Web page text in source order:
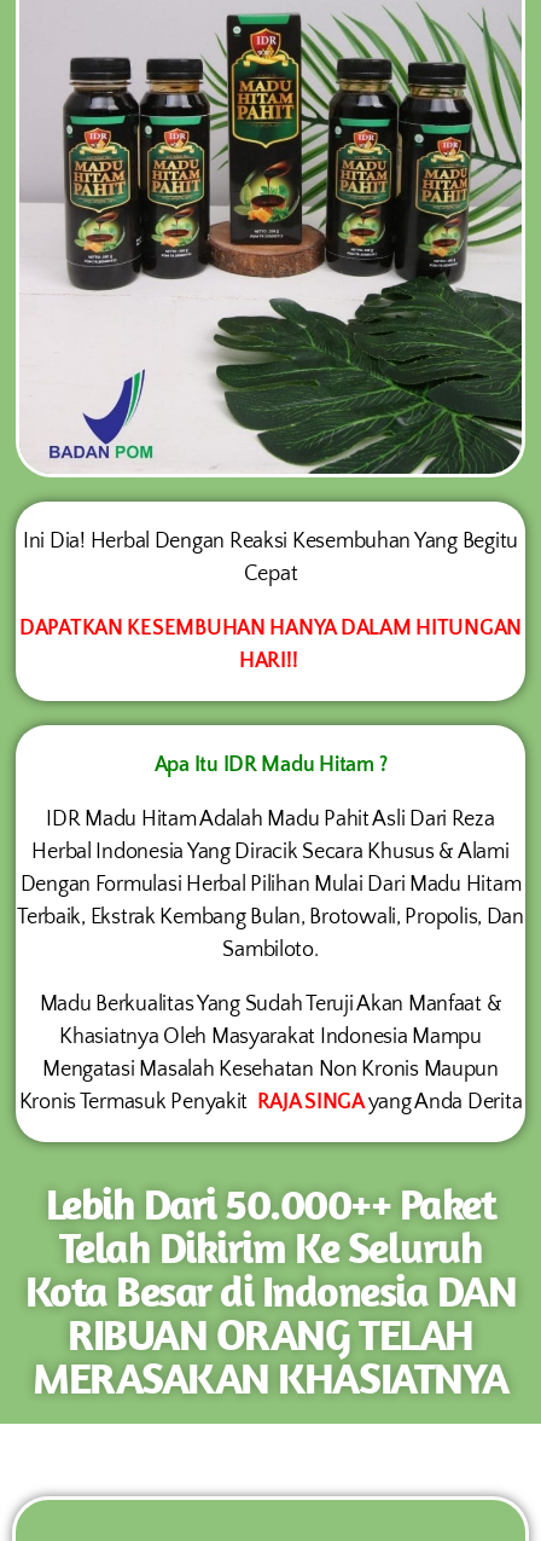
Ini Dia! Herbal Dengan Reaksi Kesembuhan Yang Begitu
Cepat
DAPATKAN KESEMBUHAN HANYA DALAM HITUNGAN
HARI!!
Apa Itu IDR Madu Hitam ?
IDR Madu Hitam Adalah Madu Pahit Asli Dari Reza
Herbal Indonesia Yang Diracik Secara Khusus & Alami
Dengan Formulasi Herbal Pilihan Mulai Dari Madu Hitam
Terbaik, Ekstrak Kembang Bulan, Brotowali, Propolis, Dan
Sambiloto.
Madu Berkualitas Yang Sudah Teruji Akan Manfaat &
Khasiatnya Oleh Masyarakat Indonesia Mampu
Mengatasi Masalah Kesehatan Non Kronis Maupun
Kronis Termasuk Penyakit RAJA SINGAyang Anda Derita
Lebih Dari 50.000++ Paket
Telah Dikirim Ke Seluruh
Kota Besar di Indonesia DAN
RIBUAN ORANG TELAH
MERASAKAN KHASIATNYA